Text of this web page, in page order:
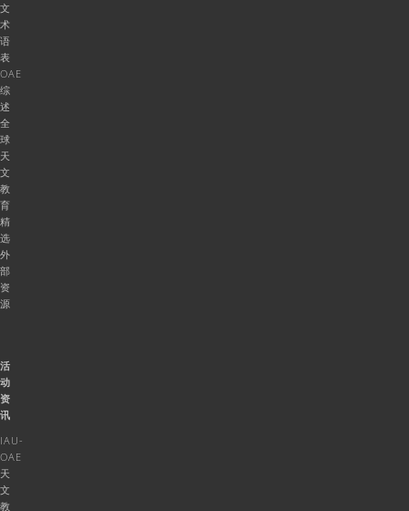
文
术
语
表
OAE
综
述
全
球
天
文
教
育
精
选
外
部
资
源
活
动
资
讯
IAU-
OAE
天
文
教